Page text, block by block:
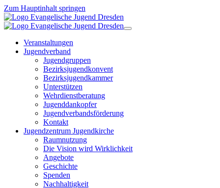
Zum Hauptinhalt springen
Veranstaltungen
Jugendverband
Jugendgruppen
Bezirksjugendkonvent
Bezirksjugendkammer
Unterstützen
Wehrdienstberatung
Jugenddankopfer
Jugendverbandsförderung
Kontakt
Jugendzentrum Jugendkirche
Raumnutzung
Die Vision wird Wirklichkeit
Angebote
Geschichte
Spenden
Nachhaltigkeit